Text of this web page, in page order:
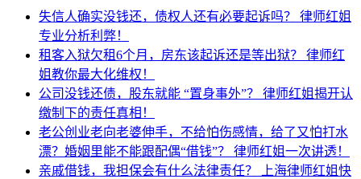
失信人确实没钱还，债权人还有必要起诉吗？ 律师红姐
专业分析利弊！
租客入狱欠租6个月，房东该起诉还是等出狱？ 律师红
姐教你最大化维权！
公司没钱还债，股东就能 “置身事外”？ 律师红姐揭开认
缴制下的责任真相！
老公创业老向老婆伸手，不给怕伤感情，给了又怕打水
漂？婚姻里能不能跟配偶“借钱”？ 律师红姐一次讲透！
亲戚借钱，我担保会有什么法律责任？
上海律师红姐快